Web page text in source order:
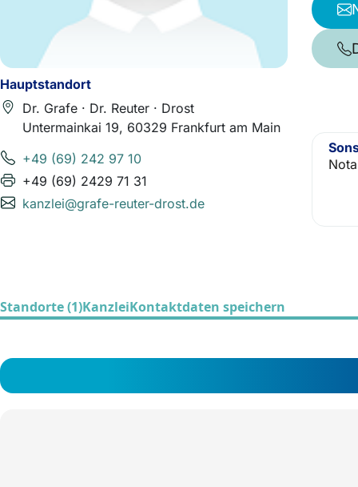
Hauptstandort
Dr. Grafe · Dr. Reuter · Drost
Untermainkai 19, 60329 Frankfurt am Main
+49 (69) 242 97 10
+49 (69) 2429 71 31
kanzlei@grafe-reuter-drost.de
Standorte (1)KanzleiKontaktdaten speichern